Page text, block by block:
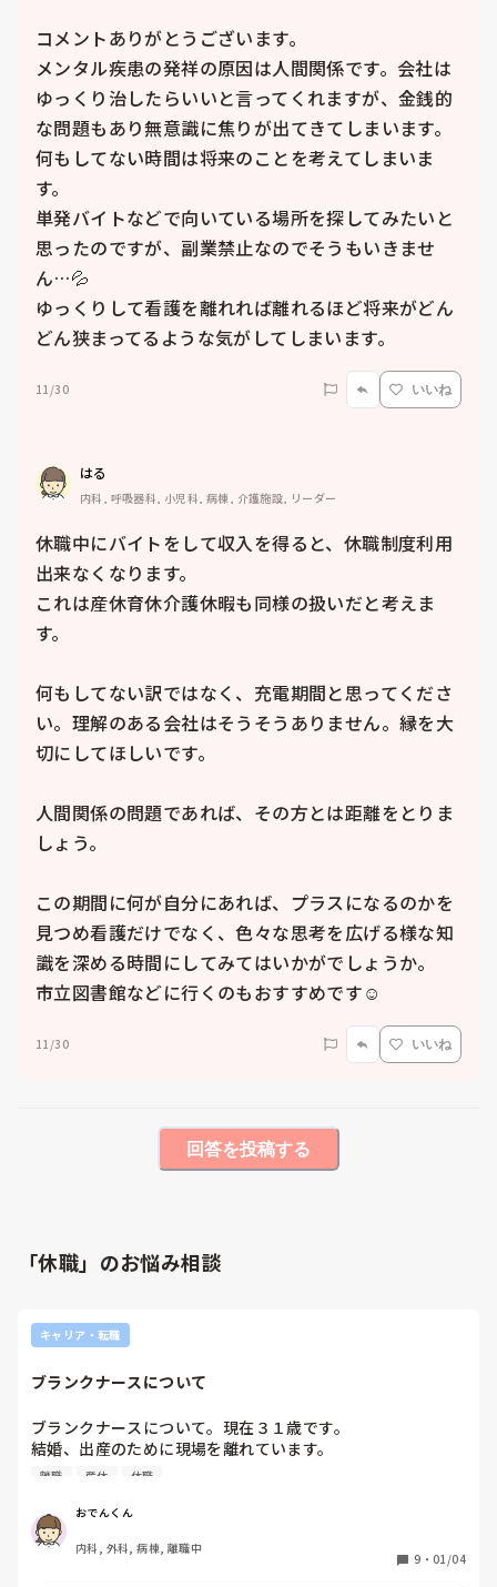
コメントありがとうございます。
メンタル疾患の発祥の原因は人間関係です。会社は
ゆっくり治したらいいと言ってくれますが、金銭的
な問題もあり無意識に焦りが出てきてしまいます。
何もしてない時間は将来のことを考えてしまいま
す。
単発バイトなどで向いている場所を探してみたいと
思ったのですが、副業禁止なのでそうもいきませ
ん…💦
ゆっくりして看護を離れれば離れるほど将来がどん
どん狭まってるような気がしてしまいます。
11/30 いいね
はる
内科, 呼吸器科, 小児科, 病棟, 介護施設, リーダー
休職中にバイトをして収入を得ると、休職制度利用
出来なくなります。
これは産休育休介護休暇も同様の扱いだと考えま
す。
何もしてない訳ではなく、充電期間と思ってくださ
い。理解のある会社はそうそうありません。縁を大
切にしてほしいです。
人間関係の問題であれば、その方とは距離をとりま
しょう。
この期間に何が自分にあれば、プラスになるのかを
見つめ看護だけでなく、色々な思考を広げる様な知
識を深める時間にしてみてはいかがでしょうか。
市立図書館などに行くのもおすすめです☺️
11/30 いいね
回答を投稿する
「休職」のお悩み相談
キャリア・転職
ブランクナースについて
ブランクナースについて。現在３１歳です。
結婚、出産のために現場を離れています。
現在０歳の子がおり、３歳になるまでは主婦でいようかと考
ない可能性もあります。
私はずっと緩和ケアで働きたいと思っており、ホスピスか訪
問看護で働けたらなと思っています。
離職 産休 休職
おでんくん
内科, 外科, 病棟, 離職中
9 ・ 01/04